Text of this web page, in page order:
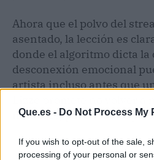
Que.es - Do Not Process My
If you wish to opt-out of the sale,
processing of your personal or
Ahora que el polvo del
asentado, la lección es
donde el algoritmo dicta la
desconexión emocional
artista incluso antes que
números, pero el daño ya